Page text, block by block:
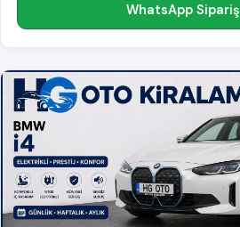
WhatsApp Sipariş